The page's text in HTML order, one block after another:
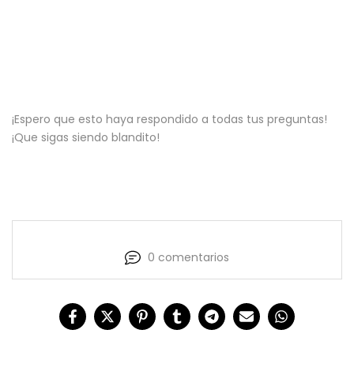
¡Espero que esto haya respondido a todas tus preguntas!
¡Que sigas siendo blandito!
0 comentarios